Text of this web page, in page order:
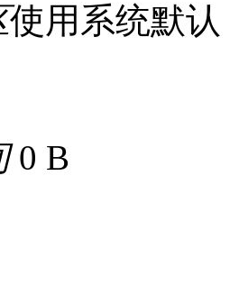
使用系统默认
0 B